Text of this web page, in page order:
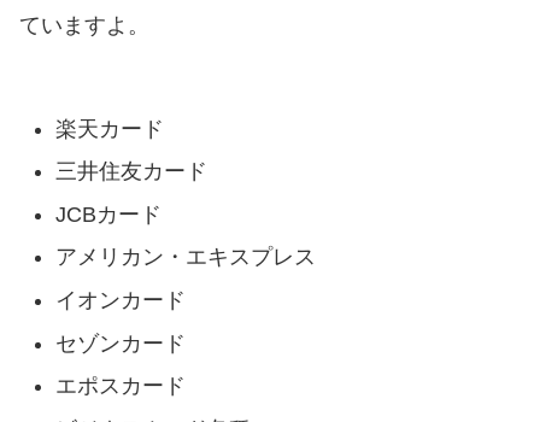
ていますよ。
楽天カード
三井住友カード
JCBカード
アメリカン・エキスプレス
イオンカード
セゾンカード
エポスカード